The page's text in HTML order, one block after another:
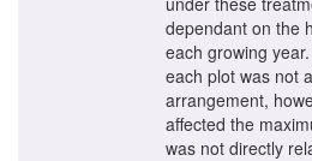
dependant on the
each growing
each plot was not
arrangement,
affected the
was not directly